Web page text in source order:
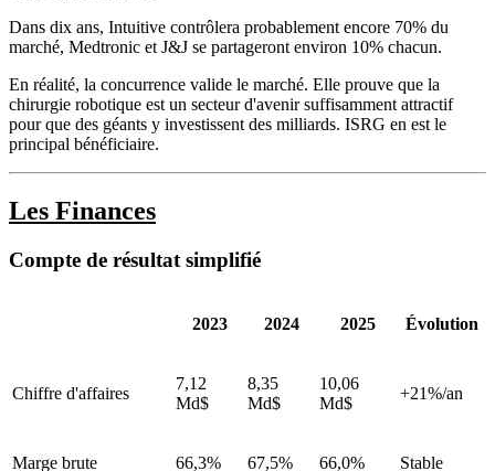
Dans dix ans, Intuitive contrôlera probablement encore 70% du
marché, Medtronic et J&J se partageront environ 10% chacun.
En réalité, la concurrence valide le marché. Elle prouve que la
chirurgie robotique est un secteur d'avenir suffisamment attractif
pour que des géants y investissent des milliards. ISRG en est le
principal bénéficiaire.
Les Finances
Compte de résultat simplifié
2023 2024 2025 Évolution
Chiffre d'affaires
7,12
Md$
8,35
Md$
10,06
Md$
+21%/an
Marge brute 66,3% 67,5% 66,0% Stable